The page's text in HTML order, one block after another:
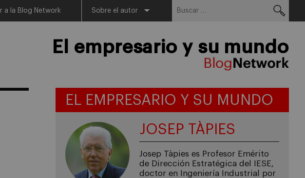
Ir a la Blog Network Sobre el autor
El empresario y su mundo
EL EMPRESARIO Y SU MUNDO
JOSEP TÀPIES
Josep Tàpies es Profesor Emérito
de Dirección Estratégica del IESE,
doctor en Ingeniería Industrial por